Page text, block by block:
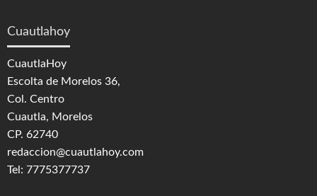
Cuautlahoy
CuautlaHoy
Escolta de Morelos 36,
Col. Centro
Cuautla, Morelos
CP. 62740
redaccion@cuautlahoy.com
Tel: 7775377737